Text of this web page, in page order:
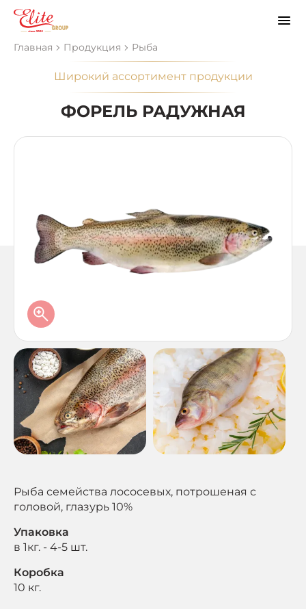
Главная Продукция Рыба
Широкий ассортимент продукции
ФОРЕЛЬ РАДУЖНАЯ
Рыба семейства лососевых, потрошеная с
головой, глазурь 10%
Упаковка
в 1кг. - 4-5 шт.
Коробка
10 кг.